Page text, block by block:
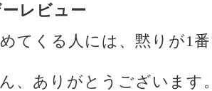
レビュー
てくる人には、黙りが1
、ありがとうございます